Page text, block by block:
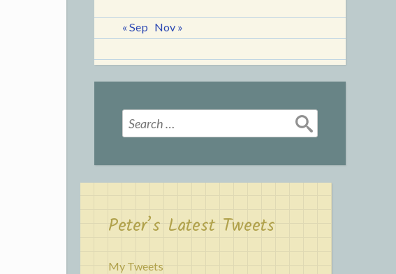
« Sep Nov »
Search
for:
Peter’s Latest Tweets
My Tweets